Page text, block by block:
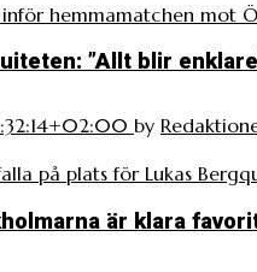
hemmamatchen mot
”Allt blir
by
på plats för Lukas
är klara